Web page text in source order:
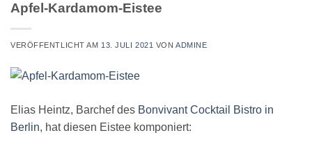
Apfel-Kardamom-Eistee
VERÖFFENTLICHT AM 13. JULI 2021 VONADMINE
Elias Heintz, Barchef des Bonvivant Cocktail Bistro in
Berlin, hat diesen Eistee komponiert: